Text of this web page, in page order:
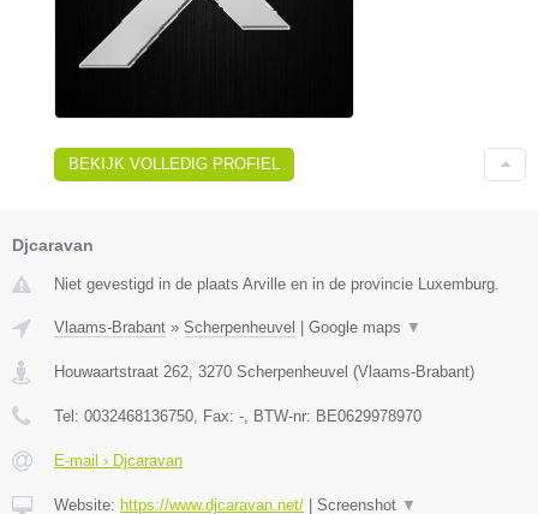
BEKIJK VOLLEDIG PROFIEL
Djcaravan
Niet gevestigd in de plaats Arville en in de provincie Luxemburg.
Vlaams-Brabant » Scherpenheuvel | Google maps ▼
Houwaartstraat 262 3270 Scherpenheuvel (Vlaams-Brabant)
Tel: 0032468136750 , Fax: - , BTW-nr: BE0629978970
E-mail › Djcaravan
Website: https://www.djcaravan.net/ | Screenshot ▼